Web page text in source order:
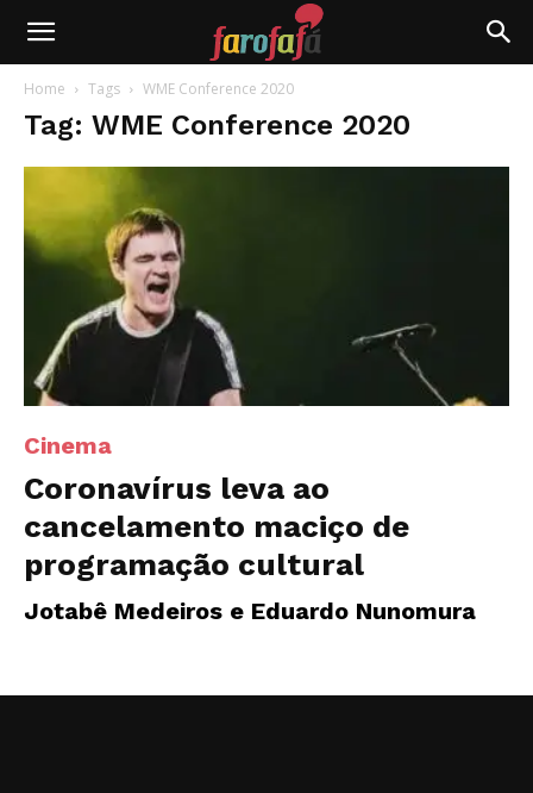
Farofafá
Home Tags WME Conference 2020
Tag: WME Conference 2020
Cinema
Coronavírus leva ao
cancelamento maciço de
programação cultural
Jotabê Medeiros e Eduardo Nunomura